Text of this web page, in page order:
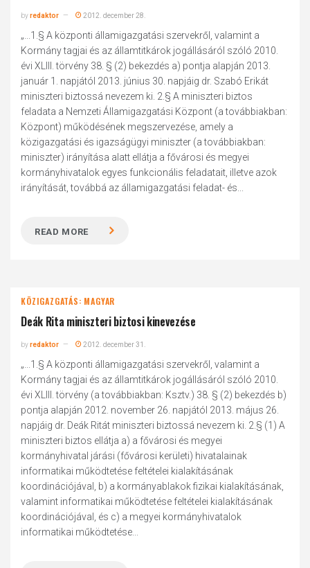
byredaktor 2012. december 28.
„...1.§ A központi államigazgatási szervekről, valamint a
Kormány tagjai és az államtitkárok jogállásáról szóló 2010.
évi XLIII. törvény 38. § (2) bekezdés a) pontja alapján 2013.
január 1. napjától 2013. június 30. napjáig dr. Szabó Erikát
miniszteri biztossá nevezem ki. 2.§ A miniszteri biztos
feladata a Nemzeti Államigazgatási Központ (a továbbiakban:
Központ) működésének megszervezése, amely a
közigazgatási és igazságügyi miniszter (a továbbiakban:
miniszter) irányítása alatt ellátja a fővárosi és megyei
kormányhivatalok egyes funkcionális feladatait, illetve azok
irányítását, továbbá az államigazgatási feladat- és...
READ MORE
KÖZIGAZGATÁS: MAGYAR
Deák Rita miniszteri biztosi kinevezése
byredaktor 2012. december 31.
„...1.§ A központi államigazgatási szervekről, valamint a
Kormány tagjai és az államtitkárok jogállásáról szóló 2010.
évi XLIII. törvény (a továbbiakban: Ksztv.) 38. § (2) bekezdés b)
pontja alapján 2012. november 26. napjától 2013. május 26.
napjáig dr. Deák Ritát miniszteri biztossá nevezem ki. 2.§ (1) A
miniszteri biztos ellátja a) a fővárosi és megyei
kormányhivatal járási (fővárosi kerületi) hivatalainak
informatikai működtetése feltételei kialakításának
koordinációjával, b) a kormányablakok fizikai kialakításának,
valamint informatikai működtetése feltételei kialakításának
koordinációjával, és c) a megyei kormányhivatalok
informatikai működtetése...